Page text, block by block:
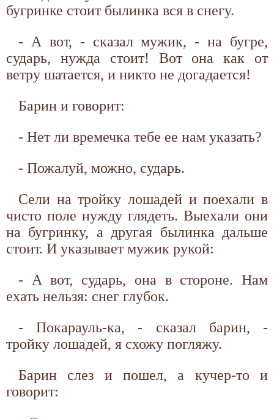
бугринке стоит былинка вся в снегу.
- А вот, - сказал мужик, - на бугре,
сударь, нужда стоит! Вот она как от
ветру шатается, и никто не догадается!
Барин и говорит:
- Нет ли времечка тебе ее нам указать?
- Пожалуй, можно, сударь.
Сели на тройку лошадей и поехали в
чисто поле нужду глядеть. Выехали они
на бугринку, а другая былинка дальше
стоит. И указывает мужик рукой:
- А вот, сударь, она в стороне. Нам
ехать нельзя: снег глубок.
- Покарауль-ка, - сказал барин, -
тройку лошадей, я схожу погляжу.
Барин слез и пошел, а кучер-то и
говорит: